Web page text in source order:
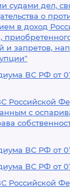
судами дел,
о
в доход
и запретов,
ВС РФ от
Российской
с
ВС РФ от
ВС РФ от
Российской